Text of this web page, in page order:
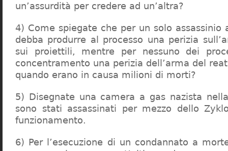
un’assurdità per credere ad un’altra?
4) Come spiegate che per un solo assassinio
debba produrre al processo una perizia
sui proiettili, mentre per nessuno dei
concentramento una perizia dell’arma del
quando erano in causa milioni di morti?
5) Disegnate una camera a gas nazista
sono stati assassinati per mezzo dello
funzionamento.
6) Per l’esecuzione di un condannato a